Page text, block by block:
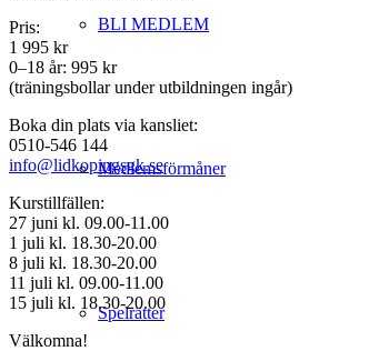
BLI MEDLEM
Medlemsförmåner
Spelrätter
Pris:
1 995 kr
0–18 år: 995 kr
(träningsbollar under utbildningen ingår)
Boka din plats via kansliet:
0510-546 144
info@lidkopingsgk.se
Kurstillfällen:
27 juni kl. 09.00-11.00
1 juli kl. 18.30-20.00
8 juli kl. 18.30-20.00
11 juli kl. 09.00-11.00
15 juli kl. 18.30-20.00
Välkomna!